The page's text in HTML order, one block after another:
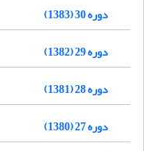
دوره 30 (1383)
دوره 29 (1382)
دوره 28 (1381)
دوره 27 (1380)